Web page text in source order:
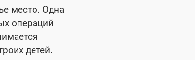
место. Одна
операций
детей.